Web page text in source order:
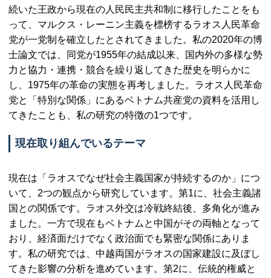
続いた王政から現在の人民民主共和制に移行したことをも
って、マルクス・レーニン主義を標榜するラオス人民革命
党が一党制を確立したとされてきました。私の2020年の博
士論文では、同党が1955年の結成以来、国内外の多様な勢
力と協力・連携・競合を繰り返してきた歴史を明らかに
し、1975年の革命の実態を再考しました。ラオス人民革命
党と「特別な関係」にあるベトナム共産党の資料を活用し
てきたことも、私の研究の特徴の1つです。
現在取り組んでいるテーマ
現在は「ラオスでなぜ社会主義国家が持続するのか」につ
いて、2つの観点から研究しています。第1に、社会主義諸
国との関係です。ラオス外交は冷戦終結後、多角化が進み
ました。一方で現在もベトナムと中国がその両軸となって
おり、経済面だけでなく政治面でも緊密な関係にありま
す。私の研究では、中越両国がラオスの国家建設に及ぼし
てきた影響の分析を進めています。第2に、伝統的権威と